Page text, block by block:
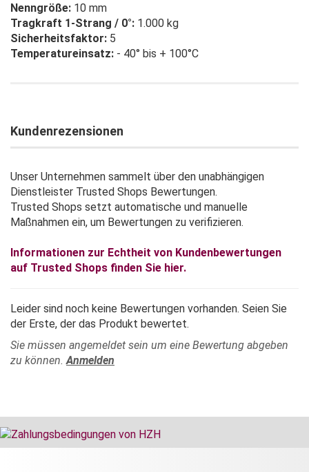
Nenngröße: 10 mm
Tragkraft 1-Strang / 0°: 1.000 kg
Sicherheitsfaktor: 5
Temperatureinsatz: - 40° bis + 100°C
Kundenrezensionen
Unser Unternehmen sammelt über den unabhängigen
Dienstleister Trusted Shops Bewertungen.
Trusted Shops setzt automatische und manuelle
Maßnahmen ein, um Bewertungen zu verifizieren.
Informationen zur Echtheit von Kundenbewertungen
auf Trusted Shops finden Sie hier.
Leider sind noch keine Bewertungen vorhanden. Seien Sie
der Erste, der das Produkt bewertet.
Sie müssen angemeldet sein um eine Bewertung abgeben
zu können. Anmelden